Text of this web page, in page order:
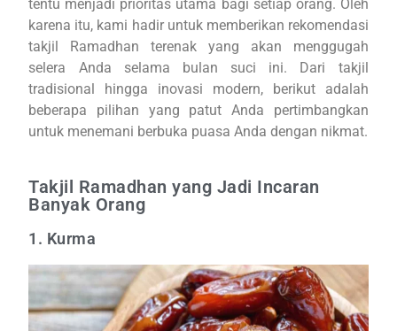
tentu menjadi prioritas utama bagi setiap orang. Oleh
karena itu, kami hadir untuk memberikan rekomendasi
takjil Ramadhan terenak yang akan menggugah
selera Anda selama bulan suci ini. Dari takjil
tradisional hingga inovasi modern, berikut adalah
beberapa pilihan yang patut Anda pertimbangkan
untuk menemani berbuka puasa Anda dengan nikmat.
Takjil Ramadhan yang Jadi Incaran
Banyak Orang
1. Kurma